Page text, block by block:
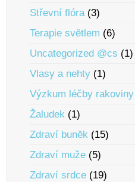
Střevní flóra(3)
Terapie svĕtlem (6)
Uncategorized @cs (1)
Vlasy a nehty (1)
Výzkum léčby rakoviny
Žaludek (1)
Zdraví bunĕk (15)
Zdraví muže (5)
Zdraví srdce (19)